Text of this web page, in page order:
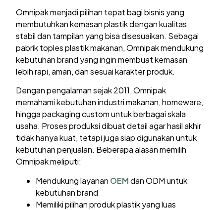
Omnipak menjadi pilihan tepat bagi bisnis yang
membutuhkan kemasan plastik dengan kualitas
stabil dan tampilan yang bisa disesuaikan. Sebagai
pabrik toples plastik makanan, Omnipak mendukung
kebutuhan brand yang ingin membuat kemasan
lebih rapi, aman, dan sesuai karakter produk.
Dengan pengalaman sejak 2011, Omnipak
memahami kebutuhan industri makanan, homeware,
hingga packaging custom untuk berbagai skala
usaha. Proses produksi dibuat detail agar hasil akhir
tidak hanya kuat, tetapi juga siap digunakan untuk
kebutuhan penjualan. Beberapa alasan memilih
Omnipak meliputi:
Mendukung layanan OEMdan ODM untuk
kebutuhan brand
Memiliki pilihan produk plastik yang luas